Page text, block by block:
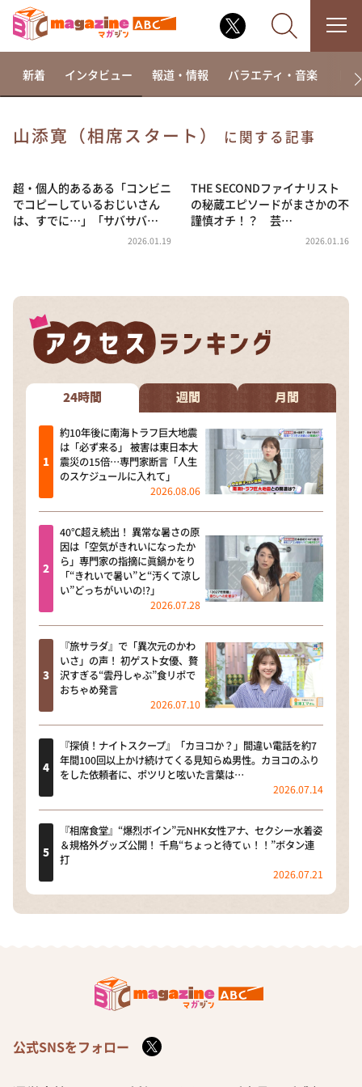
相席食堂
これ余談なんですけど・・・
～人生密着トークバラエティ！～ やすとものいたっ
河合＆A.B.C-Z塚田×福井アナ「なんでやねん！？」
（news おかえり）
DAIGOも台所 ～きょうの献立 何にする？～
本日はダイアンなり！シーズン２
朝だ！生です旅サラダ
教えて！ニュースライブ 正義のミカタ
ＬＩＦＥ～夢のカタチ～
新婚さんいらっしゃい！
ポツンと一軒家
ザキ山小屋本館
ぺこぱのまるスポ
新着 インタビュー 報道・情報 バラエティ・音楽 ド
山添寛（相席スタート） に関する記事
超・個人的あるある「コンビニ
でコピーしているおじいさん
は、すでに…」「サバサバ…
2026.01.19
THE SECONDファイナリスト
の秘蔵エピソードがまさかの不
謹慎オチ！？ 芸…
2026.01.16
24時間 週間 月間
約10年後に南海トラフ巨大地震
は「必ず来る」 被害は東日本大
震災の15倍…専門家断言「人生
のスケジュールに入れて」
2026.08.06
40℃超え続出！ 異常な暑さの原
因は「空気がきれいになったか
ら」専門家の指摘に眞鍋かをり
「“きれいで暑い”と“汚くて涼し
い”どっちがいいの!?」
2026.07.28
『旅サラダ』で「異次元のかわ
いさ」の声！ 初ゲスト女優、贅
沢すぎる“雲丹しゃぶ”食リポで
おちゃめ発言
2026.07.10
『探偵！ナイトスクープ』「カヨコか？」間違い電話を約7
年間100回以上かけ続けてくる見知らぬ男性。カヨコのふり
をした依頼者に、ポツリと呟いた言葉は…
2026.07.14
『相席食堂』“爆烈ボイン”元NHK女性アナ、セクシー水着姿
＆規格外グッズ公開！ 千鳥“ちょっと待てぃ！！”ボタン連
打
2026.07.21
公式SNSをフォロー